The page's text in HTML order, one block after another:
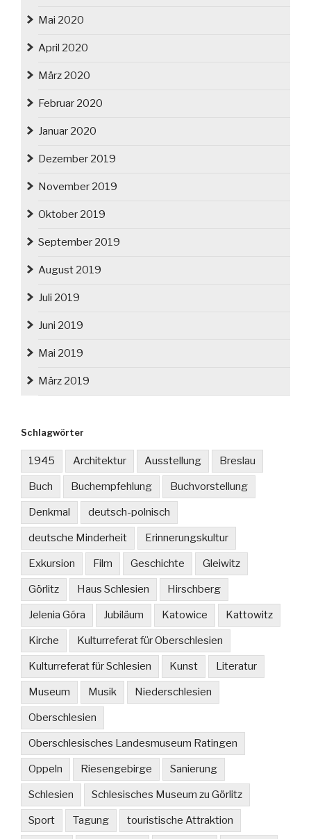
Mai 2020
April 2020
März 2020
Februar 2020
Januar 2020
Dezember 2019
November 2019
Oktober 2019
September 2019
August 2019
Juli 2019
Juni 2019
Mai 2019
März 2019
Schlagwörter
1945 Architektur Ausstellung Breslau
Buch Buchempfehlung Buchvorstellung
Denkmal deutsch-polnisch
deutsche Minderheit Erinnerungskultur
Exkursion Film Geschichte Gleiwitz
Görlitz Haus Schlesien Hirschberg
Jelenia Góra Jubiläum Katowice Kattowitz
Kirche Kulturreferat für Oberschlesien
Kulturreferat für Schlesien Kunst Literatur
Museum Musik Niederschlesien
Oberschlesien
Oberschlesisches Landesmuseum Ratingen
Oppeln Riesengebirge Sanierung
Schlesien Schlesisches Museum zu Görlitz
Sport Tagung touristische Attraktion